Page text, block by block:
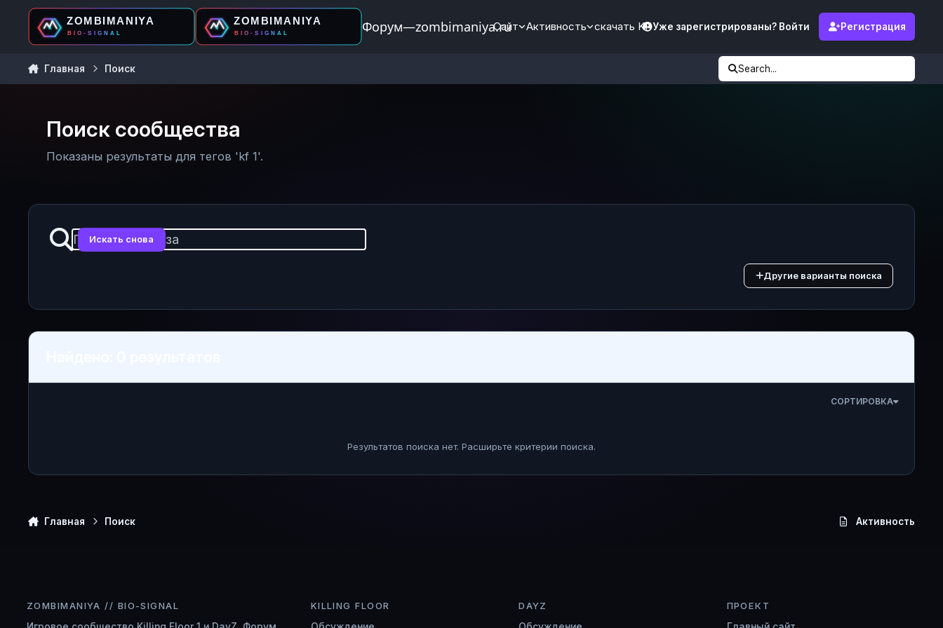
Перейти к содержанию
Форум—zombimaniya.ru
Сайт Активность скачать KFУже зарегистрированы? Войти Регистрация
Главная Поиск Search...
Поиск сообщества
Показаны результаты для тегов 'kf 1'.
Искать снова
Другие варианты поиска
СОРТИРОВКА
Результатов поиска нет. Расширьте критерии поиска.
Главная Поиск Активность
ZOMBIMANIYA // BIO-SIGNAL
KILLING FLOOR
DAYZ
ПРОЕКТ